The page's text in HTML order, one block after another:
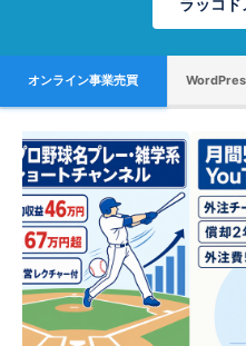
オンライン事業売買